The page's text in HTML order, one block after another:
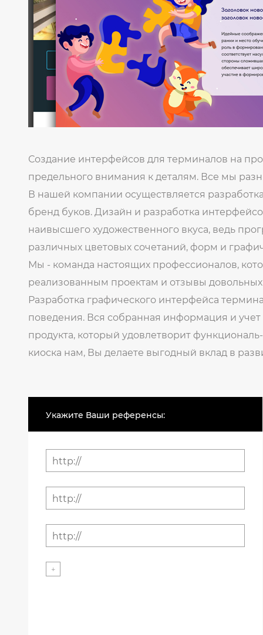
Создание интерфейсов для терминалов на
предельного внимания к деталям. Все мы
В нашей компании осуществляется
бренд буков. Дизайн и разработка
наивысшего художественного вкуса, ведь
различных цветовых сочетаний, форм и
Мы - команда настоящих профессионалов,
реализованным проектам и отзывы довольных
Разработка графического интерфейса
поведения. Вся собранная информация и
продукта, который удовлетворит
киоска нам, Вы делаете выгодный вклад в
Укажите Ваши референсы:
+